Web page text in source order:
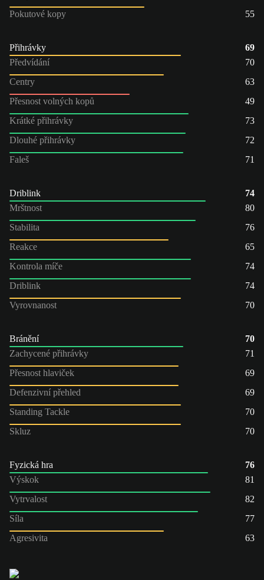
Pokutové kopy
55
Přihrávky
69
Předvídání
70
Centry
63
Přesnost volných kopů
49
Krátké přihrávky
73
Dlouhé přihrávky
72
Faleš
71
Driblink
74
Mrštnost
80
Stabilita
76
Reakce
65
Kontrola míče
74
Driblink
74
Vyrovnanost
70
Bránění
70
Zachycené přihrávky
71
Přesnost hlaviček
69
Defenzivní přehled
69
Standing Tackle
70
Skluz
70
Fyzická hra
76
Výskok
81
Vytrvalost
82
Síla
77
Agresivita
63